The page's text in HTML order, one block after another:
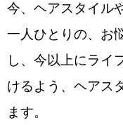
今、ヘアスタイル
一人ひとりの、お
し、今以上にライ
けるよう、ヘアス
ます。